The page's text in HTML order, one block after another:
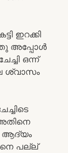
ഇറക്കി
അപ്പോൾ
ഒന്ന്
ശ്വാസം
ആദ്യം
പല്ല്